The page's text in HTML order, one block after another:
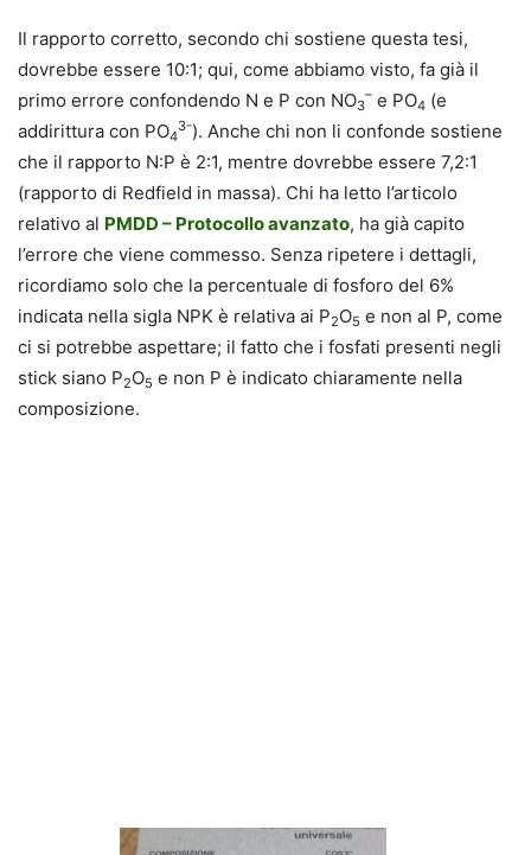
Il rapporto corretto, secondo chi sostiene questa tesi,
dovrebbe essere 10:1; qui, come abbiamo visto, fa già il
primo errore confondendo N e P con NO3
– e PO4 (e
addirittura con PO4
3-). Anche chi non li confonde sostiene
che il rapporto N:P è 2:1, mentre dovrebbe essere 7,2:1
(rapporto di Redfield in massa). Chi ha letto l’articolo
relativo al PMDD – Protocollo avanzato, ha già capito
l’errore che viene commesso. Senza ripetere i dettagli,
ricordiamo solo che la percentuale di fosforo del 6%
indicata nella sigla NPK è relativa ai P2O5 e non al P, come
ci si potrebbe aspettare; il fatto che i fosfati presenti negli
stick siano P2O5 e non P è indicato chiaramente nella
composizione.